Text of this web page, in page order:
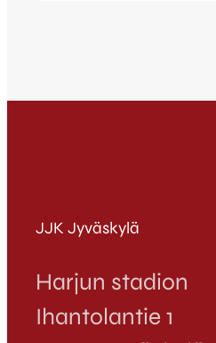
JJK Jyväskylä
Harjun stadion
Ihantolantie 1